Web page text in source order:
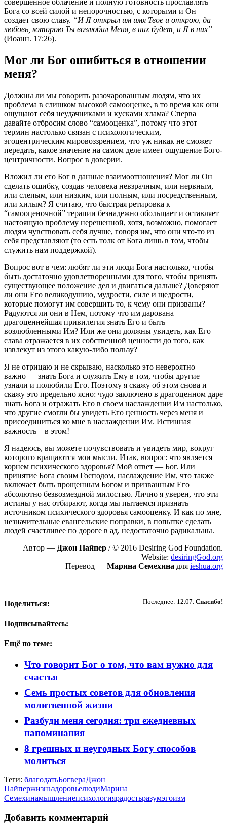
совершенное облачение и полную готовность прославлять
Бога со всей силой и непорочностью, с которыми и Он
создает свою славу. “И Я открыл им имя Твое и открою, да
любовь, которою Ты возлюбил Меня, в них будет, и Я в них”
(Иоанн. 17:26).
Мог ли Бог ошибиться в отношении
меня?
Должны ли мы говорить разочарованным людям, что их
проблема в слишком высокой самооценке, в то время как они
ощущают себя неудачниками и кусками хлама? Сперва
давайте отбросим слово “самооценка”, потому что этот
термин настолько связан с психологическим,
эгоцентрическим мировоззрением, что уж никак не сможет
передать, какое значение на самом деле имеет ощущение Бого-
центричности. Вопрос в доверии.
Вложил ли его Бог в данные взаимоотношения? Мог ли Он
сделать ошибку, создав человека невзрачным, или нервным,
или слепым, или низким, или полным, или посредственным,
или хилым? Я считаю, что быстрая ретировка к
“самооценочной” терапии безнадежно обольщает и оставляет
настоящую проблему нерешенной, хотя, возможно, помогает
людям чувствовать себя лучше, говоря им, что они что-то из
себя представляют (то есть толк от Бога лишь в том, чтобы
служить нам поддержкой).
Вопрос вот в чем: любят ли эти люди Бога настолько, чтобы
быть достаточно удовлетворенными для того, чтобы принять
существующее положение дел и двигаться дальше? Доверяют
ли они Его великодушию, мудрости, силе и щедрости,
которые помогут им совершить то, к чему они призваны?
Радуются ли они в Нем, потому что им дарована
драгоценнейшая привилегия знать Его и быть
возлюбленными Им? Или же они должны увидеть, как Его
слава отражается в их собственной ценности до того, как
извлекут из этого какую-либо пользу?
Я не отрицаю и не скрываю, насколько это невероятно
важно — знать Бога и служить Ему в том, чтобы другие
узнали и полюбили Его. Поэтому я скажу об этом снова и
скажу это предельно ясно: чудо заключено в драгоценном даре
знать Бога и отражать Его в своем наслаждении Им настолько,
что другие смогли бы увидеть Его ценность через меня и
присоединиться ко мне в наслаждении Им. Истинная
важность – в этом!
Я надеюсь, вы можете почувствовать и увидеть мир, вокруг
которого вращаются мои мысли. Итак, вопрос: что является
корнем психического здоровья? Мой ответ — Бог. Или
принятие Бога своим Господом, наслаждение Им, что также
включает быть прощенным Богом и призванным Его
абсолютно безвозмездной милостью. Лично я уверен, что эти
истины у нас отбирают, когда мы пытаемся признать
источником психического здоровья самооценку. И как по мне,
незначительные евангельские поправки, в попытке сделать
людей счастливее по дороге в ад, недостаточно радикальны.
Автор — Джон Пайпер / © 2016 Desiring God Foundation.
Website: desiringGod.org
Перевод — Марина Семехина для ieshua.org
Последнее: 12.07. Спасибо!
Поделиться:
Подписывайтесь:
Ещё по теме:
Что говорит Бог о том, что вам нужно для
счастья
Семь простых советов для обновления
молитвенной жизни
Разбуди меня сегодня: три ежедневных
напоминания
8 грешных и неугодных Богу способов
молиться
Теги: благодатьБогвераДжон
ПайпержизньздоровьелюдиМарина
Семехинамышлениепсихологиярадостьразумэгоизм
Добавить комментарий